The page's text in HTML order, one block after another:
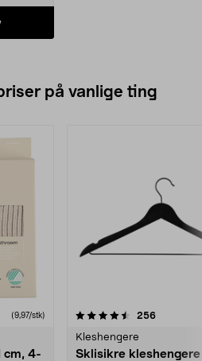
på vanlige ting
(9,97/stk)
cm, 4-
256
Kleshengere
Sklisikre
4.5av 5 stjerner